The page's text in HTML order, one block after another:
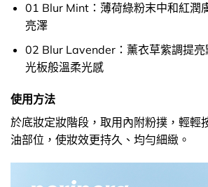
01 Blur Mint：薄荷綠粉末中和紅潤
亮澤
02 Blur Lavender：薰衣草紫調提亮
光板般溫柔光感
使用方法
於底妝定妝階段，取用內附粉撲，輕輕
油部位，使妝效更持久、均勻細緻。